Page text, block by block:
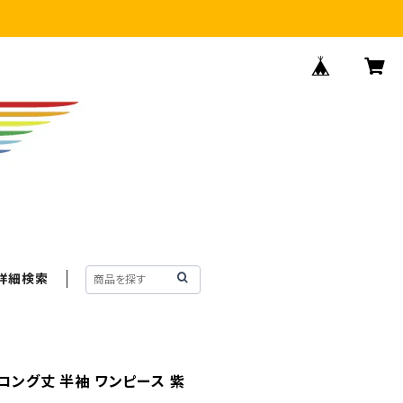
細検索
ング丈 半袖 ワンピース 紫